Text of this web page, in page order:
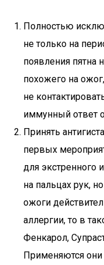
Полностью
не только на
появления пятна
похожего на
не
иммунный ответ
Принять
первых
для экстренного
на пальцах рук,
ожоги
аллергии, то в
Фенкарол,
Применяются